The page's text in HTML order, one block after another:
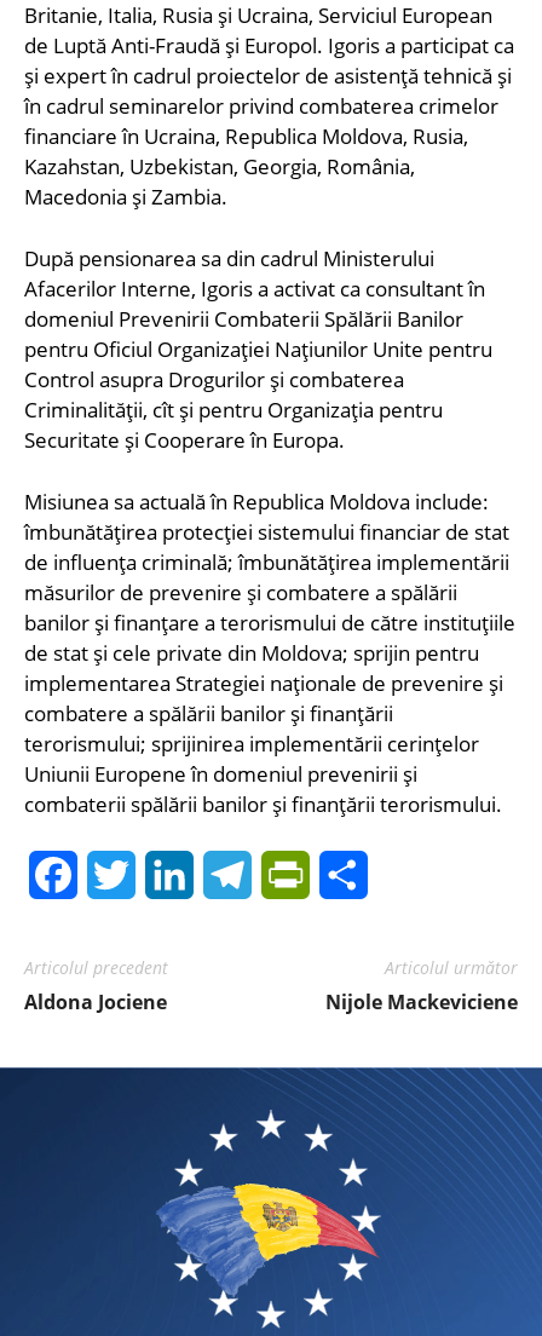
Britanie, Italia, Rusia și Ucraina, Serviciul European
de Luptă Anti-Fraudă și Europol. Igoris a participat ca
și expert în cadrul proiectelor de asistență tehnică și
în cadrul seminarelor privind combaterea crimelor
financiare în Ucraina, Republica Moldova, Rusia,
Kazahstan, Uzbekistan, Georgia, România,
Macedonia și Zambia.
După pensionarea sa din cadrul Ministerului
Afacerilor Interne, Igoris a activat ca consultant în
domeniul Prevenirii Combaterii Spălării Banilor
pentru Oficiul Organizației Națiunilor Unite pentru
Control asupra Drogurilor și combaterea
Criminalității, cît și pentru Organizația pentru
Securitate și Cooperare în Europa.
Misiunea sa actuală în Republica Moldova include:
îmbunătățirea protecției sistemului financiar de stat
de influența criminală; îmbunătățirea implementării
măsurilor de prevenire și combatere a spălării
banilor și finanțare a terorismului de către instituțiile
de stat și cele private din Moldova; sprijin pentru
implementarea Strategiei naționale de prevenire și
combatere a spălării banilor și finanțării
terorismului; sprijinirea implementării cerințelor
Uniunii Europene în domeniul prevenirii și
combaterii spălării banilor și finanțării terorismului.
FacebookTwitter LinkedInTelegramPrintFriendly
Articolul precedent
Aldona Jociene
Articolul următor
Nijole Mackeviciene